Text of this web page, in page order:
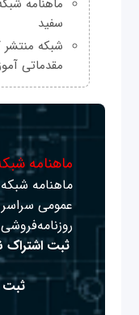
سفید
شبکه منتشر
مقدماتی
ماهنامه
ماهنامه شبکه
عمومی سراسر
ثبت اشتراک
ثبت